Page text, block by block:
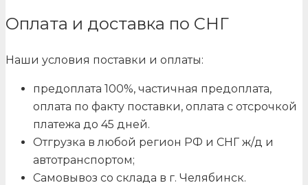
Оплата и доставка по СНГ
Наши условия поставки и оплаты:
предоплата 100%, частичная предоплата,
оплата по факту поставки, оплата с отсрочкой
платежа до 45 дней.
Отгрузка в любой регион РФ и СНГ ж/д и
автотранспортом;
Самовывоз со склада в г. Челябинск.